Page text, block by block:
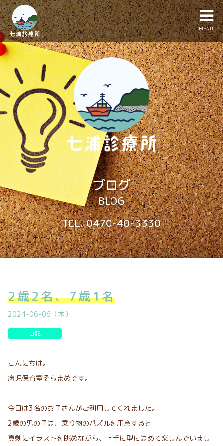
MENU
ブログ
BLOG
TEL. 0470-40-3330
2歳2名、7歳1名
2024-06-06（木）
日記
こんにちは。
病児保育室そらまめです。
今日は3名のお子さんがご利用してくれました。
2歳の男の子は、乗り物のパズルを用意すると
真剣にイラストを眺めながら、上手に型にはめて楽しんでいまし